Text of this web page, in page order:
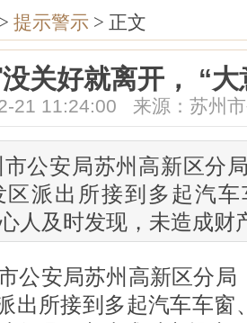
> 提示警示 > 正文
关好就离开， “
21 11:24:00 来源：苏州
公安局苏州高新区分
区派出所接到多起汽
人及时发现，未造成财
公安局苏州高新区分局
出所接到多起汽车车窗